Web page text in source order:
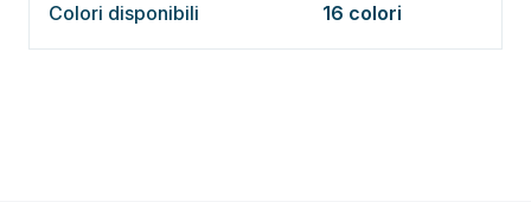
Colori disponibili 16 colori